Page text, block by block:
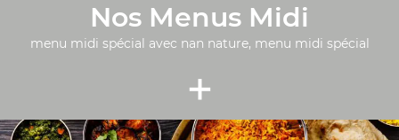
Nos Menus Midi
menu midi spécial avec nan nature, menu midi spécial
+